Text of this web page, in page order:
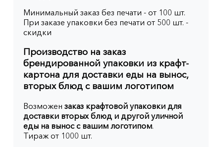
Минимальный заказ без печати - от 100 шт.
При заказе упаковки без печати от 500 шт. -
скидки
Производство на заказ
брендированной упаковки из крафт-
картона для доставки еды на вынос,
вторых блюд с вашим логотипом
Возможен заказ крафтовой упаковки для
доставки вторых блюд и другой уличной
еды на вынос с вашим логотипом.
Тираж от 1000 шт.